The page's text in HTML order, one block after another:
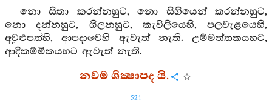
නො සිතා කරන්නහුට, නො සිහියෙන් කරන්නහුට,
නො දන්නහුට, ගිලනහුට, කැවිලියෙහි, පලවැළයෙහි,
අවුළුපත්හි, ආපදාවෙහි ඇවැත් නැති. උම්මත්තකයහට,
ආදිකම්මිකයහට ඇවැත් නැති.
නවම ශික්‍ෂාපද යි.
521